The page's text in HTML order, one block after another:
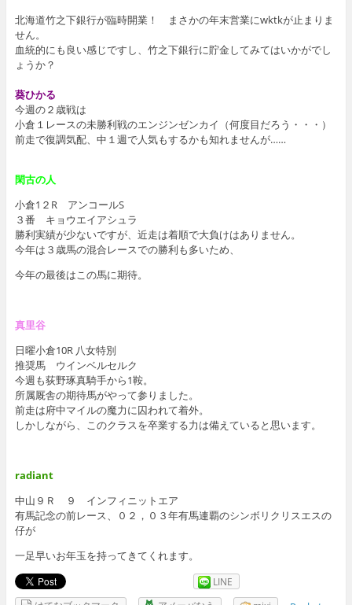
北海道竹之下銀行が臨時開業！ まさかの年末営業にwktkが止まりま
せん。
血統的にも良い感じですし、竹之下銀行に貯金してみてはいかがでし
ょうか？
葵ひかる
今週の２歳戦は
小倉１レースの未勝利戦のエンジンゼンカイ（何度目だろう・・・）
前走で復調気配、中１週で人気もするかも知れませんが……
閑古の人
小倉1２R アンコールS
３番 キョウエイアシュラ
勝利実績が少ないですが、近走は着順で大負けはありません。
今年は３歳馬の混合レースでの勝利も多いため、
今年の最後はこの馬に期待。
真里谷
日曜小倉10R 八女特別
推奨馬 ウインベルセルク
今週も荻野琢真騎手から1鞍。
所属厩舎の期待馬がやって参りました。
前走は府中マイルの魔力に囚われて着外。
しかしながら、このクラスを卒業する力は備えていると思います。
radiant
中山９Ｒ ９ インフィニットエア
有馬記念の前レース、０２，０３年有馬連覇のシンボリクリスエスの
仔が
一足早いお年玉を持ってきてくれます。
LINE